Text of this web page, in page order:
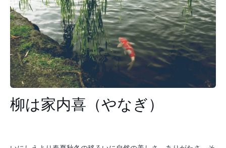
柳は家内喜（やなぎ）